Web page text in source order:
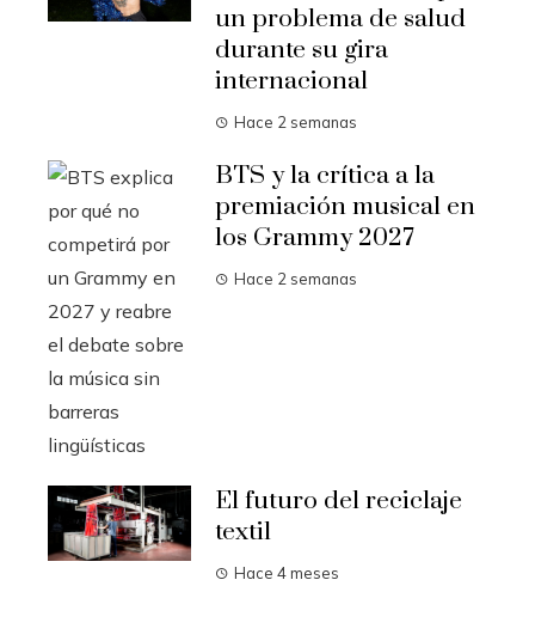
un problema de salud
durante su gira
internacional
Hace 2 semanas
BTS y la crítica a la
premiación musical en
los Grammy 2027
Hace 2 semanas
El futuro del reciclaje
textil
Hace 4 meses